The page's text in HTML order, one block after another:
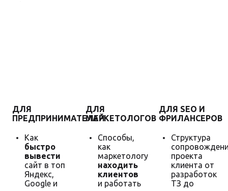
ДЛЯ
ПРЕДПРИНИМАТЕЛЕЙ
Как
быстро
вывести
сайт в топ
Яндекс,
Google и
ДЛЯ
МАРКЕТОЛОГОВ
Способы,
как
маркетологу
находить
клиентов
и работать
ДЛЯ SEO И
ФРИЛАНСЕРОВ
Структура
проекта
клиента от
разработок
ТЗ до